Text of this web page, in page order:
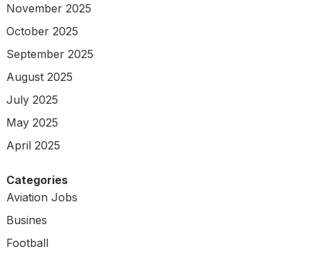
November 2025
October 2025
September 2025
August 2025
July 2025
May 2025
April 2025
Categories
Aviation Jobs
Busines
Football